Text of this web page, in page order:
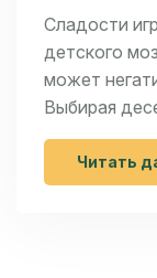
Сладости
детского
может
Выбирая
как
ценность
Читать